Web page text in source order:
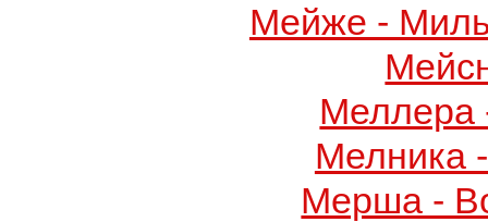
Мейже -
Меллера
Мелника
Мерша -